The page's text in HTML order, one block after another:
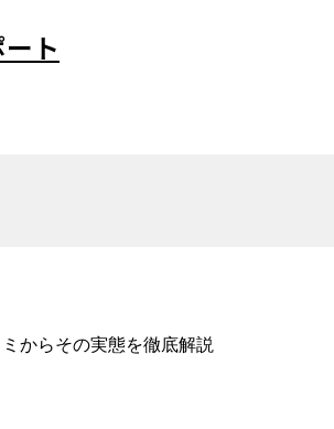
ト
からその実態を徹底解説